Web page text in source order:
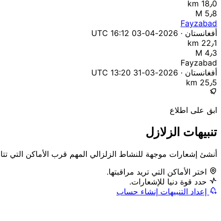
18٫0 km
M 5٫8
Fayzabad
أفغانستان · 2026-04-03 16:12 UTC
22٫1 km
M 4٫3
Fayzabad
أفغانستان · 2026-03-31 13:20 UTC
25٫5 km
ابق على اطلاع
تنبيهات الزلازل
أنشئ إشعارات موجهة للنشاط الزلزالي المهم قرب الأماكن التي
اختر الأماكن التي تريد مراقبتها.
حدد قوة دنيا للإشعارات.
إعداد التنبيهات إنشاء حساب